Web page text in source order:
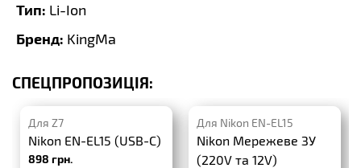
Тип: Li-Ion
Бренд: KingMa
СПЕЦПРОПОЗИЦІЯ:
Для Z7
Nikon EN-EL15 (USB-C)
898 грн.
Для Nikon EN-EL15
Nikon Мережеве ЗУ
(220V та 12V)